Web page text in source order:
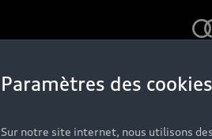
Paramètres des cookies
Sur notre site internet, nous utilisons